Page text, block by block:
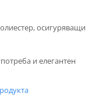
осигуряващи
и елегантен